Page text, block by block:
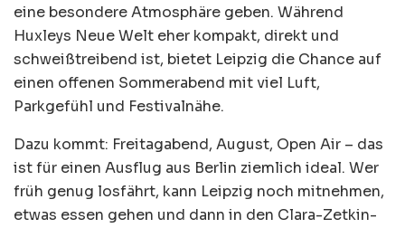
eine besondere Atmosphäre geben. Während
Huxleys Neue Welt eher kompakt, direkt und
schweißtreibend ist, bietet Leipzig die Chance auf
einen offenen Sommerabend mit viel Luft,
Parkgefühl und Festivalnähe.
Dazu kommt: Freitagabend, August, Open Air – das
ist für einen Ausflug aus Berlin ziemlich ideal. Wer
früh genug losfährt, kann Leipzig noch mitnehmen,
etwas essen gehen und dann in den Clara-Zetkin-